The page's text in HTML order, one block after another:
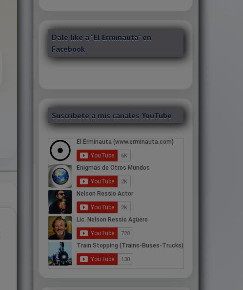
Dale like a "El Erminauta" en
Facebook
Suscribete a mis canales YouTube